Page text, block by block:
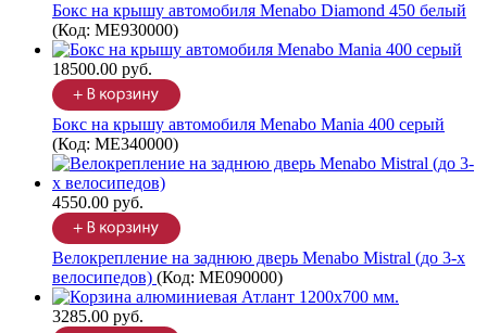
Бокс на крышу автомобиля Menabo Diamond 450 белый
(Код: ME930000)
18500.00 руб.
Бокс на крышу автомобиля Menabo Mania 400 серый
(Код: ME340000)
4550.00 руб.
Велокрепление на заднюю дверь Menabo Mistral (до 3-х
велосипедов) (Код: ME090000)
3285.00 руб.